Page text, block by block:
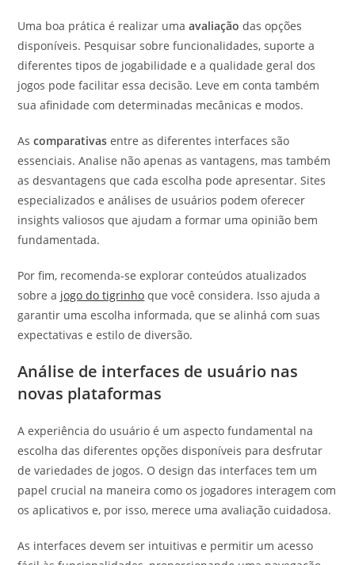
Uma boa prática é realizar umaavaliação das opções
disponíveis. Pesquisar sobre funcionalidades, suporte a
diferentes tipos de jogabilidade e a qualidade geral dos
jogos pode facilitar essa decisão. Leve em conta também
sua afinidade com determinadas mecânicas e modos.
Ascomparativas entre as diferentes interfaces são
essenciais. Analise não apenas as vantagens, mas também
as desvantagens que cada escolha pode apresentar. Sites
especializados e análises de usuários podem oferecer
insights valiosos que ajudam a formar uma opinião bem
fundamentada.
Por fim, recomenda-se explorar conteúdos atualizados
sobre a jogo do tigrinho que você considera. Isso ajuda a
garantir uma escolha informada, que se alinhá com suas
expectativas e estilo de diversão.
Análise de interfaces de usuário nas
novas plataformas
A experiência do usuário é um aspecto fundamental na
escolha das diferentes opções disponíveis para desfrutar
de variedades de jogos. O design das interfaces tem um
papel crucial na maneira como os jogadores interagem com
os aplicativos e, por isso, merece uma avaliação cuidadosa.
As interfaces devem ser intuitivas e permitir um acesso